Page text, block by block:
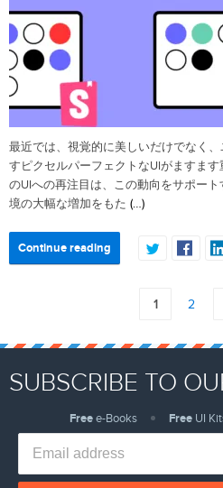
最近では、視覚的に美しいだけでなく
すピクセルパーフェクトなUIがますま
のUIへの再注目は、この動向をサポー
境の大幅な増加をもた (…)
Continue reading
1 2
SUBSCRIBE TO
Freee-Books Free UI